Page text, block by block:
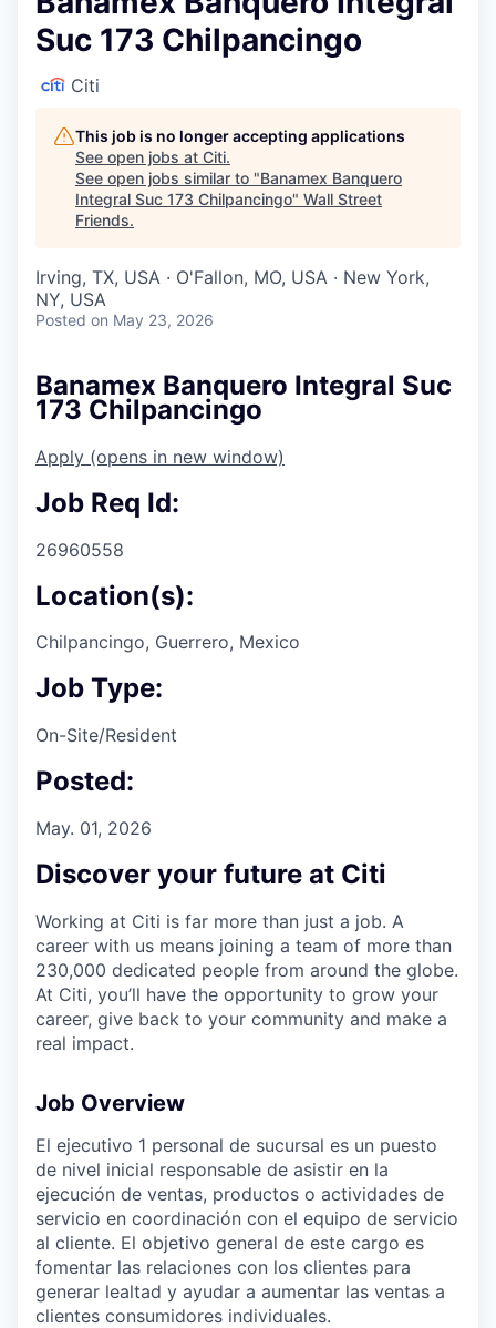
Suc 173 Chilpancingo
Citi
This job is no longer accepting applications
See open jobs at Citi.
See open jobs similar to "Banamex Banquero
Integral Suc 173 Chilpancingo" Wall Street
Friends.
Irving, TX, USA · O'Fallon, MO, USA · New York,
NY, USA
Posted on May 23, 2026
Banamex Banquero Integral Suc
173 Chilpancingo
Apply (opens in new window)
Job Req Id:
26960558
Location(s):
Chilpancingo, Guerrero, Mexico
Job Type:
On-Site/Resident
Posted:
May. 01, 2026
Discover your future at Citi
Working at Citi is far more than just a job. A
career with us means joining a team of more than
230,000 dedicated people from around the globe.
At Citi, you’ll have the opportunity to grow your
career, give back to your community and make a
real impact.
Job Overview
El ejecutivo 1 personal de sucursal es un puesto
de nivel inicial responsable de asistir en la
ejecución de ventas, productos o actividades de
servicio en coordinación con el equipo de servicio
al cliente. El objetivo general de este cargo es
fomentar las relaciones con los clientes para
generar lealtad y ayudar a aumentar las ventas a
clientes consumidores individuales.